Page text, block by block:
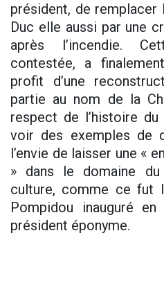
président, de
Duc elle aussi par une
après l’incendie.
contestée, a
profit d’une
partie au nom de la
respect de l’histoire
voir des exemples de
l’envie de laisser une «
» dans le domaine
culture, comme ce fut
Pompidou inauguré
président éponyme.